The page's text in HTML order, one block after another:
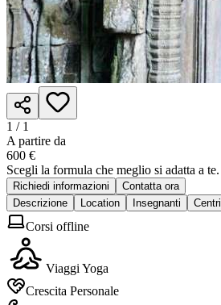
1 / 1
A partire da
600 €
Scegli la formula che meglio si adatta a te.
Richiedi informazioni
Contatta ora
Descrizione
Location Insegnanti Centri
Corsi offline
Viaggi Yoga
Crescita Personale